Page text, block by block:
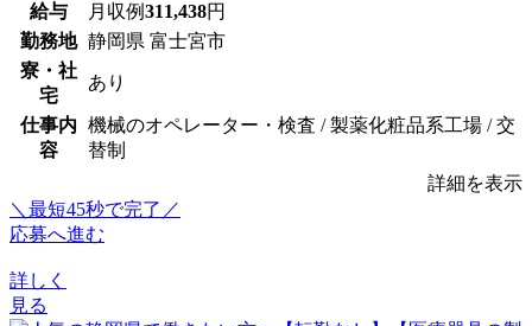
給与 月収例311,438円
勤務地 静岡県 富士宮市
寮・社
宅
あり
仕事内
容
機械のオペレーター・検査 / 製薬化粧品系工場 / 交
替制
詳細を表示
＼最短45秒で完了／
応募へ進む
詳しく
見る